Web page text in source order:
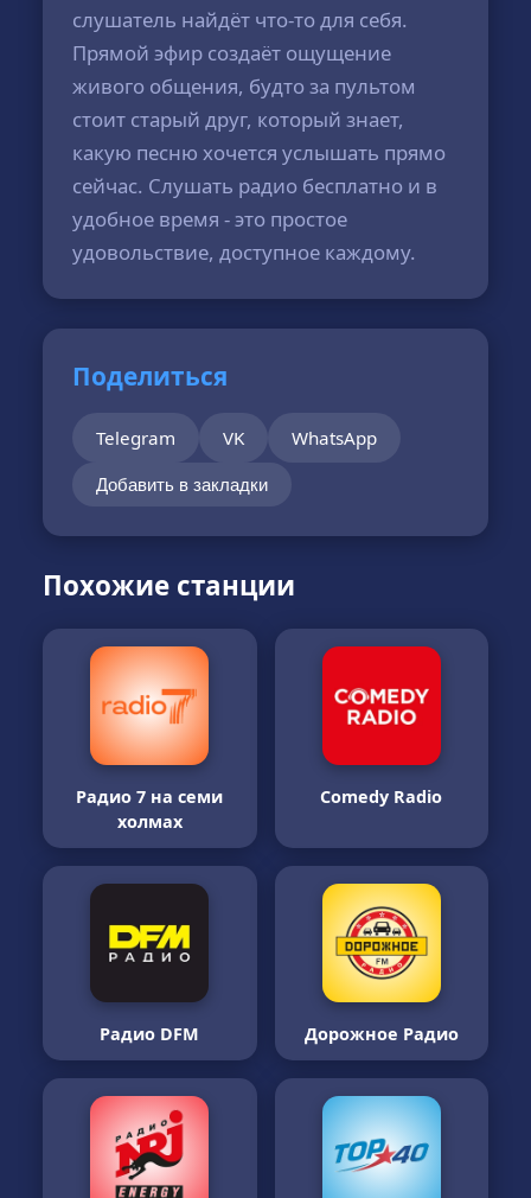
слушатель найдёт что-то для себя.
Прямой эфир создаёт ощущение
живого общения, будто за пультом
стоит старый друг, который знает,
какую песню хочется услышать прямо
сейчас. Слушать радио бесплатно и в
удобное время - это простое
удовольствие, доступное каждому.
Поделиться
Telegram VK WhatsApp
Добавить в закладки
Похожие станции
Радио 7 на семи
холмах
Comedy Radio
Радио DFM Дорожное Радио